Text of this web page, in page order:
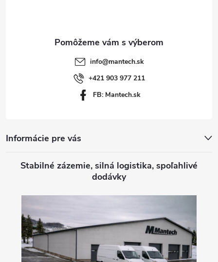
info@mantech.sk
+421 903 977 211
FB: Mantech.sk
Informácie pre vás
Stabilné zázemie, silná logistika, spoľahlivé
dodávky